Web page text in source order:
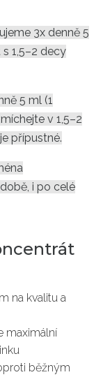
3x denně 5
1,5–2 decy
5 ml (1
v 1,5–2
přípustné.
i po celé
na kvalitu a
maximální
běžným